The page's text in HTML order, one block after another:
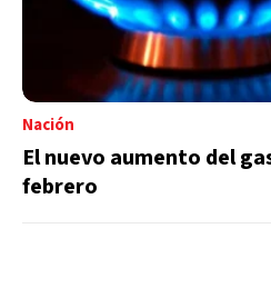
Nación
El nuevo aumento del
febrero